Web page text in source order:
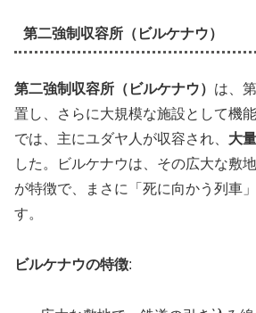
第二強制収容所（ビルケナウ）
第二強制収容所（ビルケナウ） は、
置し、さらに大規模な施設として機
では、主にユダヤ人が収容され、 大
した。ビルケナウは、その広大な敷
が特徴で、まさに「死に向かう列車
す。
ビルケナウの特徴: